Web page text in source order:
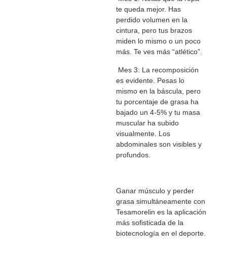
te queda mejor. Has
perdido volumen en la
cintura, pero tus brazos
miden lo mismo o un poco
más. Te ves más “atlético”.
Mes 3: La recomposición
es evidente. Pesas lo
mismo en la báscula, pero
tu porcentaje de grasa ha
bajado un 4-5% y tu masa
muscular ha subido
visualmente. Los
abdominales son visibles y
profundos.
Ganar músculo y perder
grasa simultáneamente con
Tesamorelin es la aplicación
más sofisticada de la
biotecnología en el deporte.